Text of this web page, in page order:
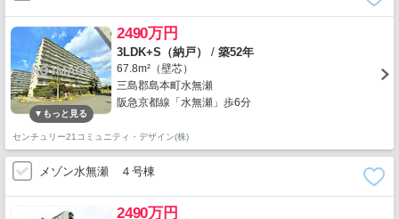
2490万円
3LDK+S（納戸） / 築52年
67.8m²（壁芯）
三島郡島本町水無瀬
阪急京都線「水無瀬」歩6分
センチュリー21コミュニティ・デザイン(株)
メゾン水無瀬 ４号棟
2490万円